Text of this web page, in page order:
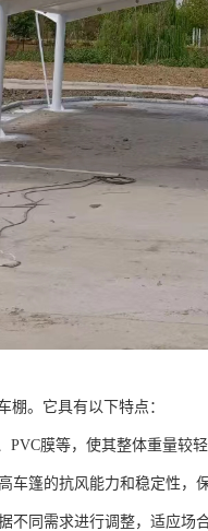
棚。它具有以下特点：
膜等，使其整体重量较轻
篷的抗风能力和稳定性，
同需求进行调整，适应场